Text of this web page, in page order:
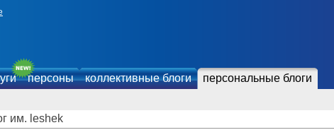
персоны коллективные блоги персональные блоги
им. leshek